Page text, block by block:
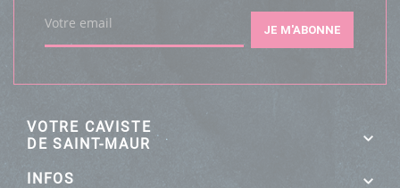
VOTRE CAVISTE
DE SAINT-MAUR
INFOS
Votre email JE M'ABONNE